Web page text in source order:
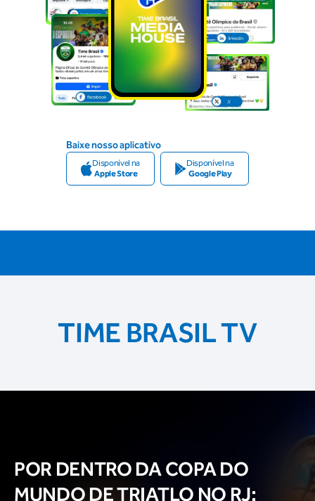
Baixe nosso aplicativo
Disponível na
Apple Store
Disponível na
Google Play
TIME BRASIL TV
POR DENTRO DA COPA DO
MUNDO DE TRIATLO NO RJ: